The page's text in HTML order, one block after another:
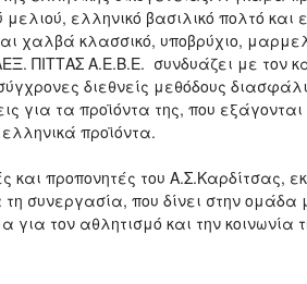
μελιού, ελληνικό βασιλικό πολτό
χαλβά κλασσικό, υποβρύχιο,
ΠΙΤΤΑΣ Α.Ε.Β.Ε. συνδυάζει με τον
διεθνείς μεθόδους
για τα προϊόντα της, που
προϊόντα.
και προπονητές του Α.Σ.Καρδίτσας,
τη συνεργασία, που δίνει στην
τον αθλητισμό και την κοινωνία